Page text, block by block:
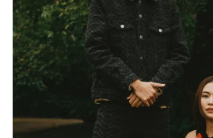
THỜI BÁO VTV
Theo dõi báo trên
Cơ quan chủ quản:
Đài Truyền hình